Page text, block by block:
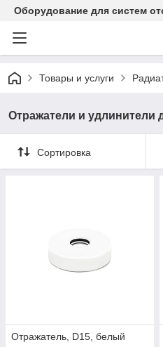
Оборудование для систем
Товары и услуги
Отражатели и удлинители
Сортировка
Отражатель, D15, белый